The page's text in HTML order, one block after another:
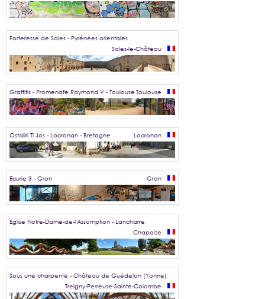
Forteresse de Sales - Pyrénées orientales
Sales-le-Château
Graffitis - Promenafe Raymond V - Toulouse Toulouse
Ostaliri Ti Jos - Locronan - Bretagne Locronan
Ecurie 3 - Gron Gron
Eglise Notre-Dame-de-l'Assomption - Lancharre
Chapaize
Sous une charpente - Château de Guédelon (Yonne)
Treigny-Perreuse-Sainte-Colombe